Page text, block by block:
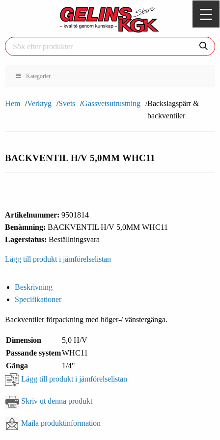
Kategorier
Hem Verktyg Svets Gassvetsutrustning
Backslagspärr &
backventiler
BACKVENTIL H/V 5,0MM WHC11
Artikelnummer: 9501814
Benämning: BACKVENTIL H/V 5,0MM WHC11
Lagerstatus: Beställningsvara
Lägg till produkt i jämförelselistan
Beskrivning
Specifikationer
Backventiler förpackning med höger-/ vänstergänga.
Dimension
5,0 H/V
Passande systemWHC11
Gänga
1/4"
Lägg till produkt i jämförelselistan
Skriv ut denna produkt
Maila produktinformation